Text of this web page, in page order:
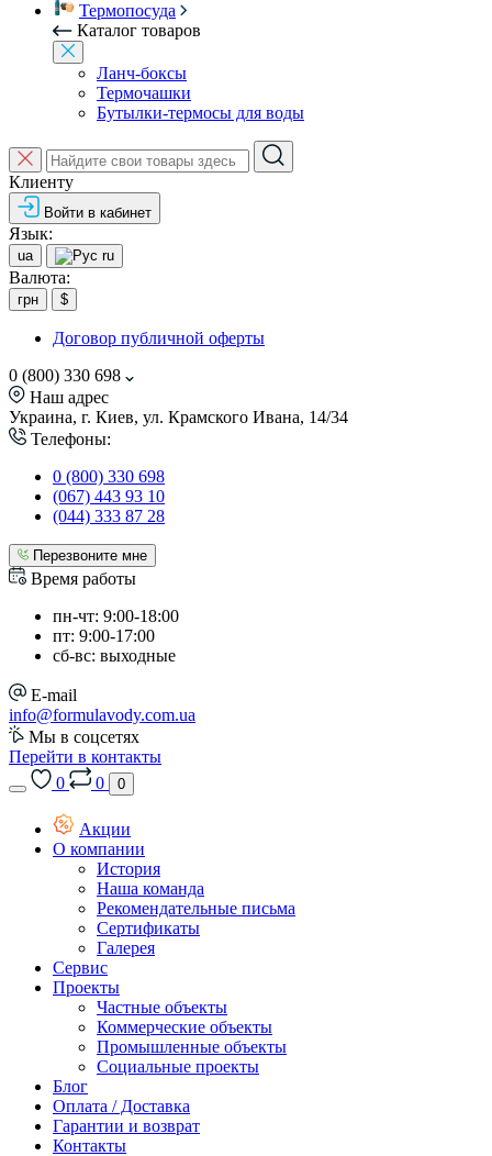
Термопосуда
Каталог товаров
Ланч-боксы
Термочашки
Бутылки-термосы для воды
Клиенту
Войти в кабинет
Язык:
ua ru
Валюта:
грн $
Договор публичной оферты
0 (800) 330 698
Наш адрес
Украина, г. Киев, ул. Крамского Ивана, 14/34
Телефоны:
0 (800) 330 698
(067) 443 93 10
(044) 333 87 28
Перезвоните мне
Время работы
пн-чт: 9:00-18:00
пт: 9:00-17:00
сб-вс: выходные
E-mail
info@formulavody.com.ua
Мы в соцсетях
Перейти в контакты
0
0 0
Акции
О компании
История
Наша команда
Рекомендательные письма
Сертификаты
Галерея
Сервис
Проекты
Частные объекты
Коммерческие объекты
Промышленные объекты
Социальные проекты
Блог
Оплата / Доставка
Гарантии и возврат
Контакты